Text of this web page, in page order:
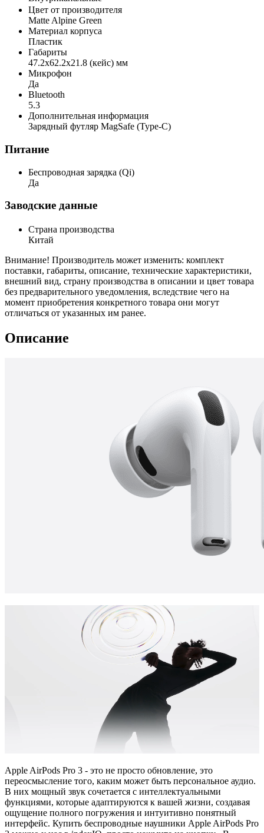
Цвет от производителя
Matte Alpine Green
Материал корпуса
Пластик
Габариты
47.2x62.2x21.8 (кейс) мм
Микрофон
Да
Bluetooth
5.3
Дополнительная информация
Зарядный футляр MagSafe (Type-C)
Питание
Беспроводная зарядка (Qi)
Да
Заводские данные
Страна производства
Китай
Внимание! Производитель может изменить: комплект
поставки, габариты, описание, технические характеристики,
внешний вид, страну производства в описании и цвет товара
без предварительного уведомления, вследствие чего на
момент приобретения конкретного товара они могут
отличаться от указанных им ранее.
Описание
Apple AirPods Pro 3 - это не просто обновление, это
переосмысление того, каким может быть персональное аудио.
В них мощный звук сочетается с интеллектуальными
функциями, которые адаптируются к вашей жизни, создавая
ощущение полного погружения и интуитивно понятный
интерфейс. Купить беспроводные наушники Apple AirPods Pro